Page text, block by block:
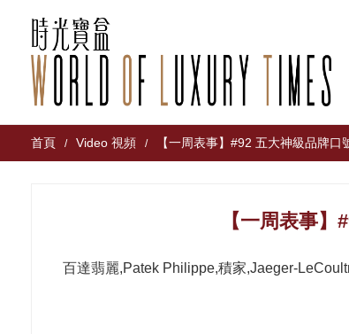
首頁 / Video 視頻 / 【一周表事】#92 五大神級品牌口
【一周表事
百達翡麗,Patek Philippe,積家,Jaeger-